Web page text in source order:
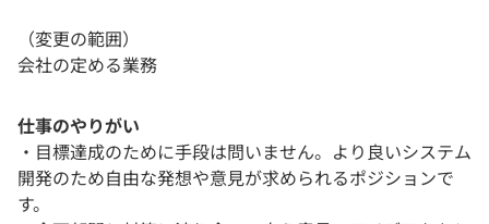
（変更の範囲）
会社の定める業務
仕事のやりがい
・目標達成のために手段は問いません。より良いシステム
開発のため自由な発想や意見が求められるポジションで
す。